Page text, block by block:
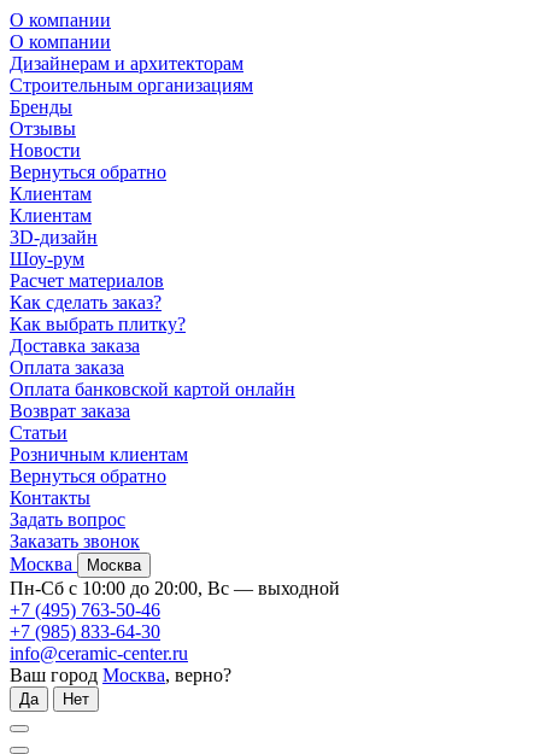
О компании
О компании
Дизайнерам и архитекторам
Строительным организациям
Бренды
Отзывы
Новости
Вернуться обратно
Клиентам
Клиентам
3D-дизайн
Шоу-рум
Расчет материалов
Как сделать заказ?
Как выбрать плитку?
Доставка заказа
Оплата заказа
Оплата банковской картой онлайн
Возврат заказа
Статьи
Розничным клиентам
Вернуться обратно
Контакты
Задать вопрос
Заказать звонок
Москва
Москва
Пн-Сб с 10:00 до 20:00, Вс — выходной
+7 (495) 763-50-46
+7 (985) 833-64-30
info@ceramic-center.ru
Ваш город Москва, верно?
Да Нет